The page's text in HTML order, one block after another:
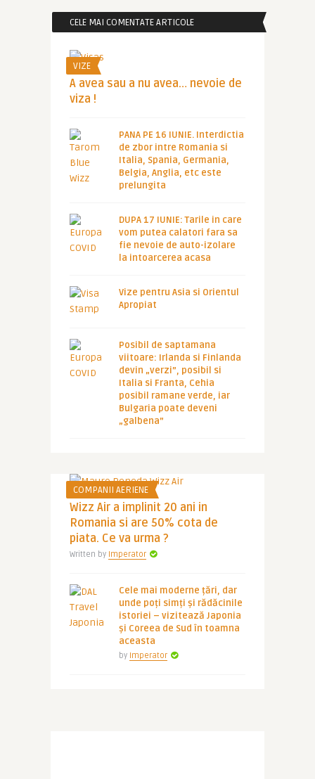
CELE MAI COMENTATE ARTICOLE
VIZE
A avea sau a nu avea… nevoie de
viza !
PANA PE 16 IUNIE. Interdictia
de zbor intre Romania si
Italia, Spania, Germania,
Belgia, Anglia, etc este
prelungita
DUPA 17 IUNIE: Tarile in care
vom putea calatori fara sa
fie nevoie de auto-izolare
la intoarcerea acasa
Vize pentru Asia si Orientul
Apropiat
Posibil de saptamana
viitoare: Irlanda si Finlanda
devin „verzi”, posibil si
Italia si Franta, Cehia
posibil ramane verde, iar
Bulgaria poate deveni
„galbena”
COMPANII AERIENE
Wizz Air a implinit 20 ani in
Romania si are 50% cota de
piata. Ce va urma ?
Written by Imperator
Cele mai moderne țări, dar
unde poți simți și rădăcinile
istoriei – vizitează Japonia
și Coreea de Sud în toamna
aceasta
by Imperator